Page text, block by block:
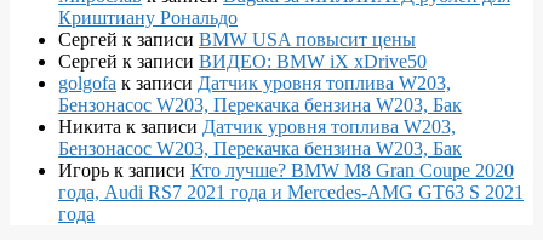
Криштиану Рональдо
Сергей к записи BMW USA повысит цены
Сергей к записи ВИДЕО: BMW iX xDrive50
golgofa к записи Датчик уровня топлива W203,
Бензонасос W203, Перекачка бензина W203, Бак
Никита к записи Датчик уровня топлива W203,
Бензонасос W203, Перекачка бензина W203, Бак
Игорь к записи Кто лучше? BMW M8 Gran Coupe 2020
года, Audi RS7 2021 года и Mercedes-AMG GT63 S 2021
года